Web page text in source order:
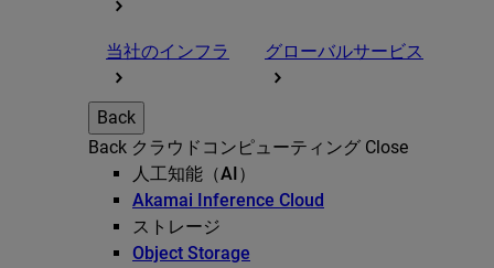
当社のインフラ グローバルサービス
Back
Back クラウドコンピューティング Close
人工知能（AI）
Akamai Inference Cloud
ストレージ
Object Storage